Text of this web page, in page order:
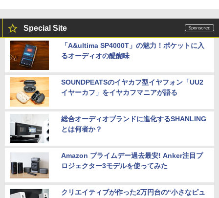
Special Site
「A&ultima SP4000T」の魅力！ポケットに入
るオーディオの醍醐味
SOUNDPEATSのイヤカフ型イヤフォン「UU2
イヤーカフ」をイヤカフマニアが語る
総合オーディオブランドに進化するSHANLING
とは何者か？
Amazon プライムデー過去最安! Anker注目プ
ロジェクター3モデルを使ってみた
クリエイティブが作った2万円台の“小さなピュ